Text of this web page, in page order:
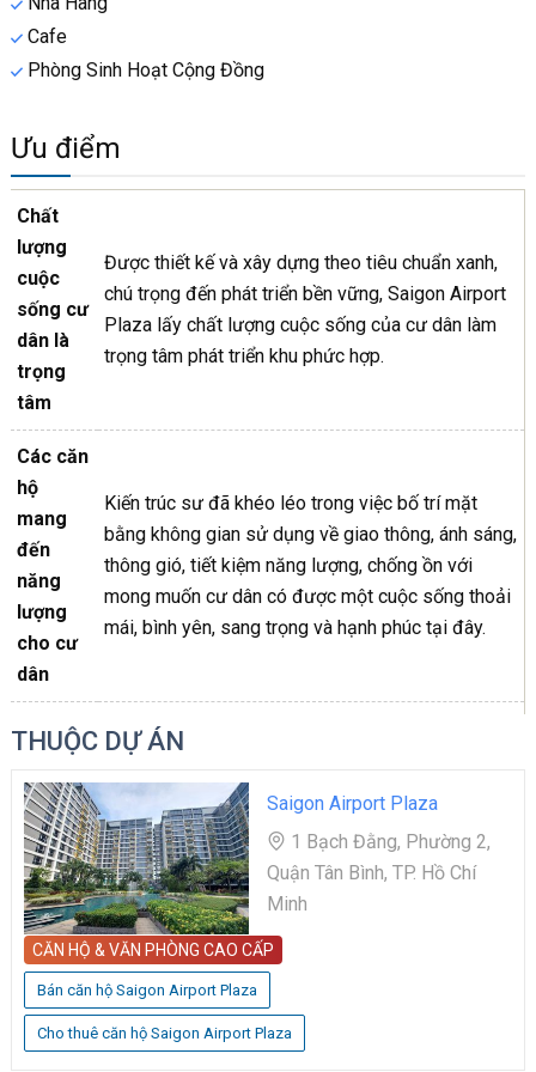
Cafe
Phòng Sinh Hoạt Cộng Đồng
Ưu điểm
Chất
lượng
cuộc
sống cư
dân là
trọng
tâm
Được thiết kế và xây dựng theo tiêu chuẩn xanh,
chú trọng đến phát triển bền vững, Saigon Airport
Plaza lấy chất lượng cuộc sống của cư dân làm
trọng tâm phát triển khu phức hợp.
Các căn
hộ
mang
đến
năng
lượng
cho cư
dân
Kiến trúc sư đã khéo léo trong việc bố trí mặt
bằng không gian sử dụng về giao thông, ánh sáng,
thông gió, tiết kiệm năng lượng, chống ồn với
mong muốn cư dân có được một cuộc sống thoải
mái, bình yên, sang trọng và hạnh phúc tại đây.
THUỘC DỰ ÁN
Saigon Airport Plaza
1 Bạch Đằng, Phường 2,
Quận Tân Bình, TP. Hồ Chí
Minh
CĂN HỘ & VĂN PHÒNG CAO CẤP
Bán căn hộ Saigon Airport Plaza
Cho thuê căn hộ Saigon Airport Plaza